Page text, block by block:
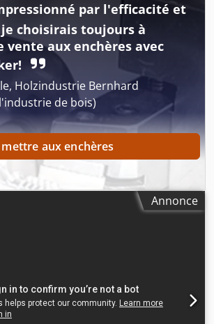
par l'efficacité et
choisirais toujours à
vente aux enchères avec
Holzindustrie Bernhard
de bois)
mettre aux enchères
Annonce